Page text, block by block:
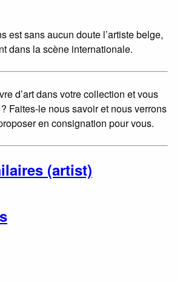
est sans aucun doute l’artiste belge,
dans la scène internationale.
d’art dans votre collection et vous
Faites-le nous savoir et nous verrons
en consignation pour vous.
(artist)